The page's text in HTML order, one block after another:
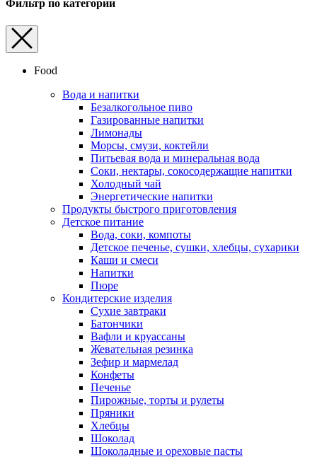
Фильтр по категории
Food
Вода и напитки
Безалкогольное пиво
Газированные напитки
Лимонады
Морсы, смузи, коктейли
Питьевая вода и минеральная вода
Соки, нектары, cокосодержащие напитки
Холодный чай
Энергетические напитки
Продукты быстрого приготовления
Детское питание
Вода, соки, компоты
Детское печенье, сушки, хлебцы, сухарики
Каши и смеси
Напитки
Пюре
Кондитерские изделия
Cухие завтраки
Батончики
Вафли и круассаны
Жевательная резинка
Зефир и мармелад
Конфеты
Печенье
Пирожные, торты и рулеты
Пряники
Хлебцы
Шоколад
Шоколадные и ореховые пасты